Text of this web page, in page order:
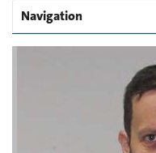
Navigation